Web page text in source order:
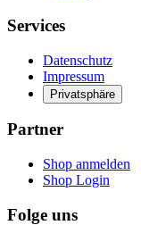
Services
Datenschutz
Impressum
Privatsphäre
Partner
Shop anmelden
Shop Login
Folge uns